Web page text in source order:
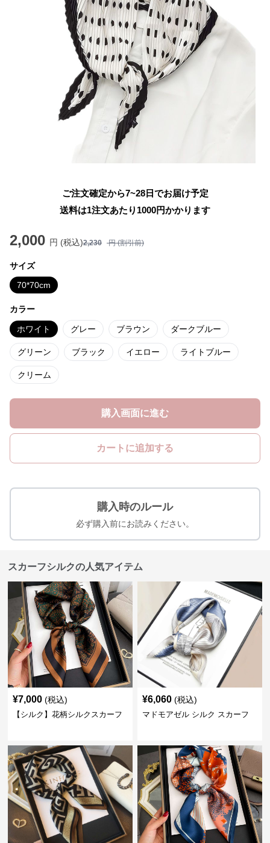
ご注文確定から7~28日でお届け予定
送料は1注文あたり 1000円かかります
2,000 円 (税込)2,230 円 (割引前)
サイズ
70*70cm
カラー
ホワイト グレー ブラウン ダークブルー
グリーン ブラック イエロー ライトブルー
クリーム
購入画面に進む
カートに追加する
購入時のルール
必ず購入前にお読みください。
スカーフシルクの人気アイテム
¥7,000 (税込)
【シルク】花柄シルクスカーフ
¥6,060 (税込)
マドモアゼル シルク スカーフ